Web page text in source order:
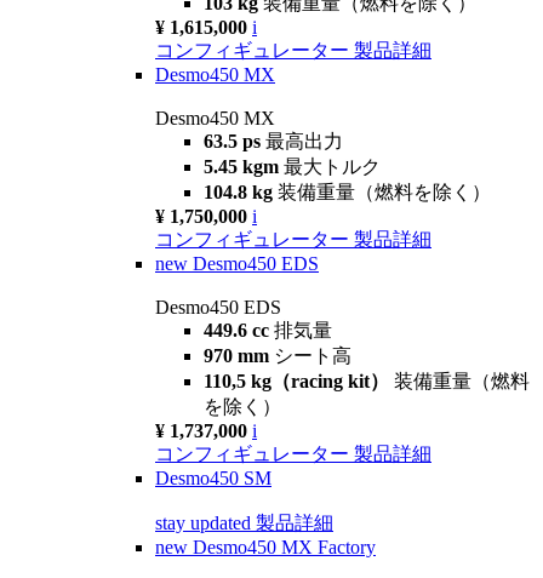
¥ 1,615,000 i
コンフィギュレーター 製品詳細
Desmo450 MX
Desmo450 MX
63.5 ps 最高出力
5.45 kgm 最大トルク
104.8 kg 装備重量（燃料を除く）
¥ 1,750,000 i
コンフィギュレーター 製品詳細
new Desmo450 EDS
Desmo450 EDS
449.6 cc 排気量
970 mm シート高
110,5 kg（racing kit） 装備重量（燃料
を除く）
¥ 1,737,000 i
コンフィギュレーター 製品詳細
Desmo450 SM
stay updated 製品詳細
new Desmo450 MX Factory